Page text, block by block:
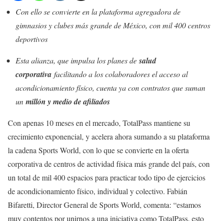
Con ello se convierte en la plataforma agregadora de
gimnasios y clubes más grande de México, con mil 400 centros
deportivos
Esta alianza, que impulsa los planes desalud
corporativa facilitando a los colaboradores el acceso al
acondicionamiento físico, cuenta ya con contratos que suman
un millón y medio de afiliados
Con apenas 10 meses en el mercado, TotalPass mantiene su
crecimiento exponencial, y acelera ahora sumando a su plataforma
la cadena Sports World, con lo que se convierte en la oferta
corporativa de centros de actividad física más grande del país, con
un total de mil 400 espacios para practicar todo tipo de ejercicios
de acondicionamiento físico, individual y colectivo. Fabián
Bifaretti, Director General de Sports World, comenta: “estamos
muy contentos por unirnos a una iniciativa como TotalPass, esto